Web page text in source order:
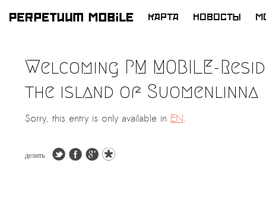
ПЕРЕЙТИ
СОДЕРЖИМОМУ
КАРТА НОВОСТЫ
Welcoming PM MOBILE-
the island of Suomenlinna
Sorry, this entry is only available in EN.
делить: